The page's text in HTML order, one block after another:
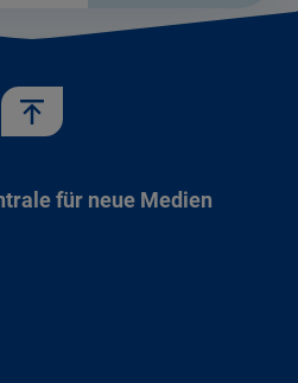
für neue Medien